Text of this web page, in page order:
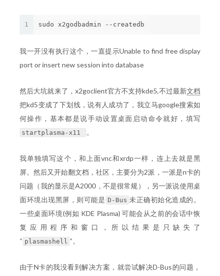
1
我一开没有执行这个，一直提示Unable to find free display
port or insert new session into database
然后大坑就来了，x2goclient官方不支持kde5,不过最新文档
把kd5变成了下划线，说有人成功了，我立马google搜索如
何操作，基本都是说手动设置桌面启动命令就好，填写
startplasma-x11 。
我单独填写这个，和上面vnc和xrdp一样，连上去就是黑
屏。然后又开始翻文档，社区，主要分为2派，一派是n卡的
问题（我的显示是A2000，不是很常规），另一派说使用桌
面环境出现黑屏，则可能是 D-Bus 未正确初始化造成的。
一些桌面环境(例如 KDE Plasma) 可能会从之前的会话中恢
复应用程序和窗口，所以结果是只缺失了
“ plasmashell “。
由于N卡的我没看到解决方案，就尝试解决D-Bus的问题，